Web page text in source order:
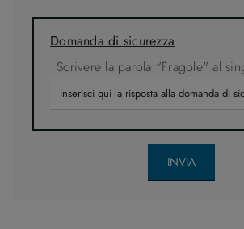
Domanda di sicurezza
Scrivere la parola "Fragole" al
INVIA